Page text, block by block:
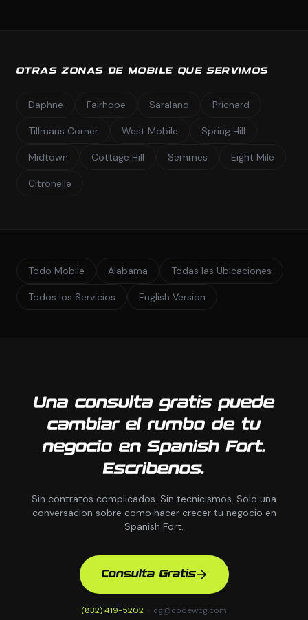
OTRAS ZONAS DE MOBILE QUE SERVIMOS
Daphne Fairhope Saraland Prichard
Tillmans Corner West Mobile Spring Hill
Midtown Cottage Hill Semmes Eight Mile
Citronelle
Todo Mobile Alabama Todas las Ubicaciones
Todos los Servicios English Version
Una consulta gratis puede
cambiar el rumbo de tu
negocio en Spanish Fort.
Escribenos.
Sin contratos complicados. Sin tecnicismos. Solo una
conversacion sobre como hacer crecer tu negocio en
Spanish Fort.
Consulta Gratis
(832) 419-5202 · cg@codewcg.com